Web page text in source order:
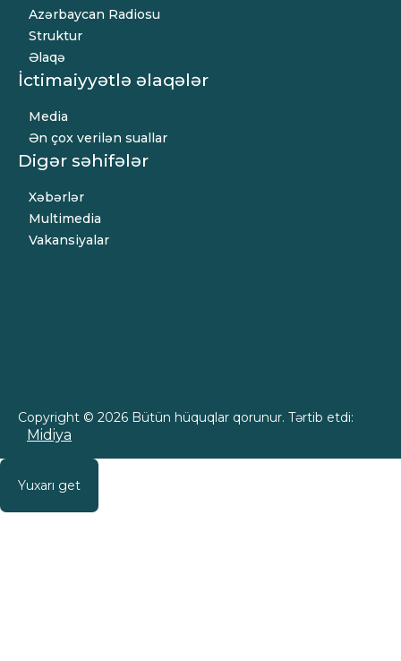
Azərbaycan Radiosu
Struktur
Əlaqə
İctimaiyyətlə əlaqələr
Media
Ən çox verilən suallar
Digər səhifələr
Xəbərlər
Multimedia
Vakansiyalar
Copyright © 2026 Bütün hüquqlar qorunur. Tərtib etdi:
Midiya
Yuxarı get